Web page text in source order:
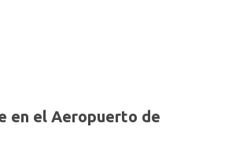
en el Aeropuerto de